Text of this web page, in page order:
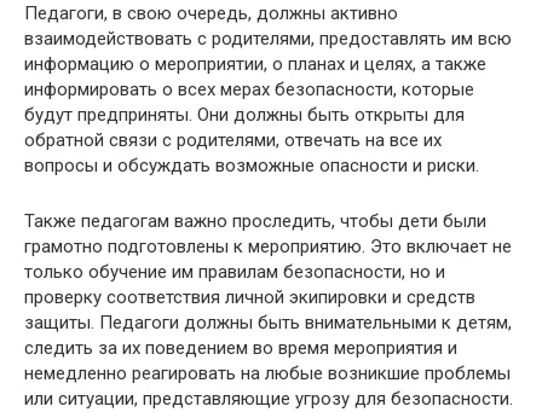
Педагоги, в свою очередь, должны активно
взаимодействовать с родителями, предоставлять им всю
информацию о мероприятии, о планах и целях, а также
информировать о всех мерах безопасности, которые
будут предприняты. Они должны быть открыты для
обратной связи с родителями, отвечать на все их
вопросы и обсуждать возможные опасности и риски.
Также педагогам важно проследить, чтобы дети были
грамотно подготовлены к мероприятию. Это включает не
только обучение им правилам безопасности, но и
проверку соответствия личной экипировки и средств
защиты. Педагоги должны быть внимательными к детям,
следить за их поведением во время мероприятия и
немедленно реагировать на любые возникшие проблемы
или ситуации, представляющие угрозу для безопасности.